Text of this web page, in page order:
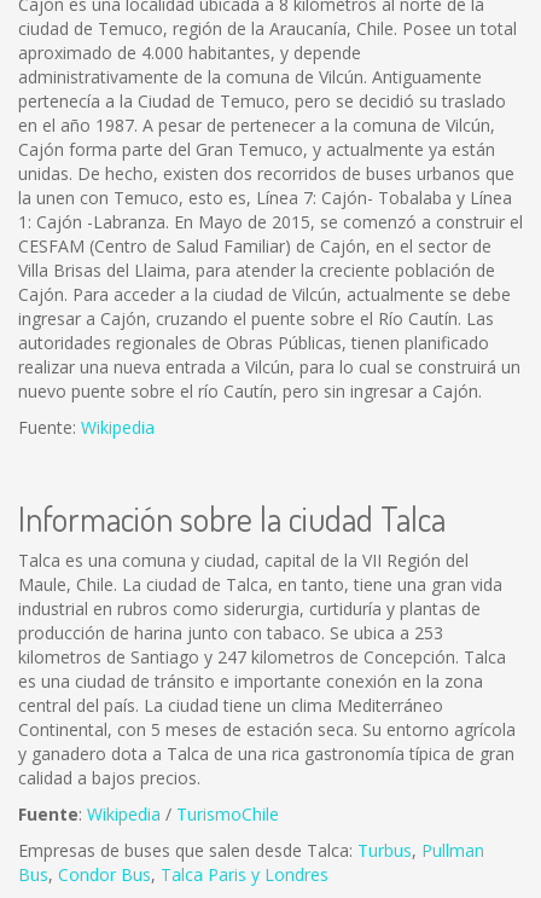
ciudad de Temuco, región de la Araucanía, Chile. Posee un total
aproximado de 4.000 habitantes, y depende
administrativamente de la comuna de Vilcún. Antiguamente
pertenecía a la Ciudad de Temuco, pero se decidió su traslado
en el año 1987. A pesar de pertenecer a la comuna de Vilcún,
Cajón forma parte del Gran Temuco, y actualmente ya están
unidas. De hecho, existen dos recorridos de buses urbanos que
la unen con Temuco, esto es, Línea 7: Cajón- Tobalaba y Línea
1: Cajón -Labranza. En Mayo de 2015, se comenzó a construir el
CESFAM (Centro de Salud Familiar) de Cajón, en el sector de
Villa Brisas del Llaima, para atender la creciente población de
Cajón. Para acceder a la ciudad de Vilcún, actualmente se debe
ingresar a Cajón, cruzando el puente sobre el Río Cautín. Las
autoridades regionales de Obras Públicas, tienen planificado
realizar una nueva entrada a Vilcún, para lo cual se construirá un
nuevo puente sobre el río Cautín, pero sin ingresar a Cajón.
Fuente: Wikipedia
Información sobre la ciudad Talca
Talca es una comuna y ciudad, capital de la VII Región del
Maule, Chile. La ciudad de Talca, en tanto, tiene una gran vida
industrial en rubros como siderurgia, curtiduría y plantas de
producción de harina junto con tabaco. Se ubica a 253
kilometros de Santiago y 247 kilometros de Concepción. Talca
es una ciudad de tránsito e importante conexión en la zona
central del país. La ciudad tiene un clima Mediterráneo
Continental, con 5 meses de estación seca. Su entorno agrícola
y ganadero dota a Talca de una rica gastronomía típica de gran
calidad a bajos precios.
Fuente: Wikipedia / TurismoChile
Empresas de buses que salen desde Talca: Turbus, Pullman
Bus, Condor Bus, Talca Paris y Londres